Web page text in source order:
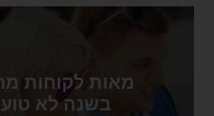
מאות לקוחות
בשנה לא